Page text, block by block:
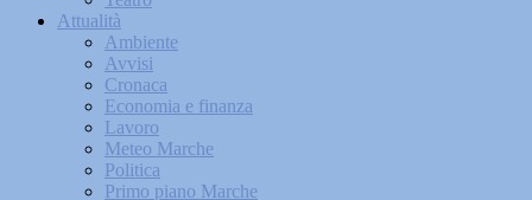
Attualità
Ambiente
Avvisi
Cronaca
Economia e finanza
Lavoro
Meteo Marche
Politica
Primo piano Marche